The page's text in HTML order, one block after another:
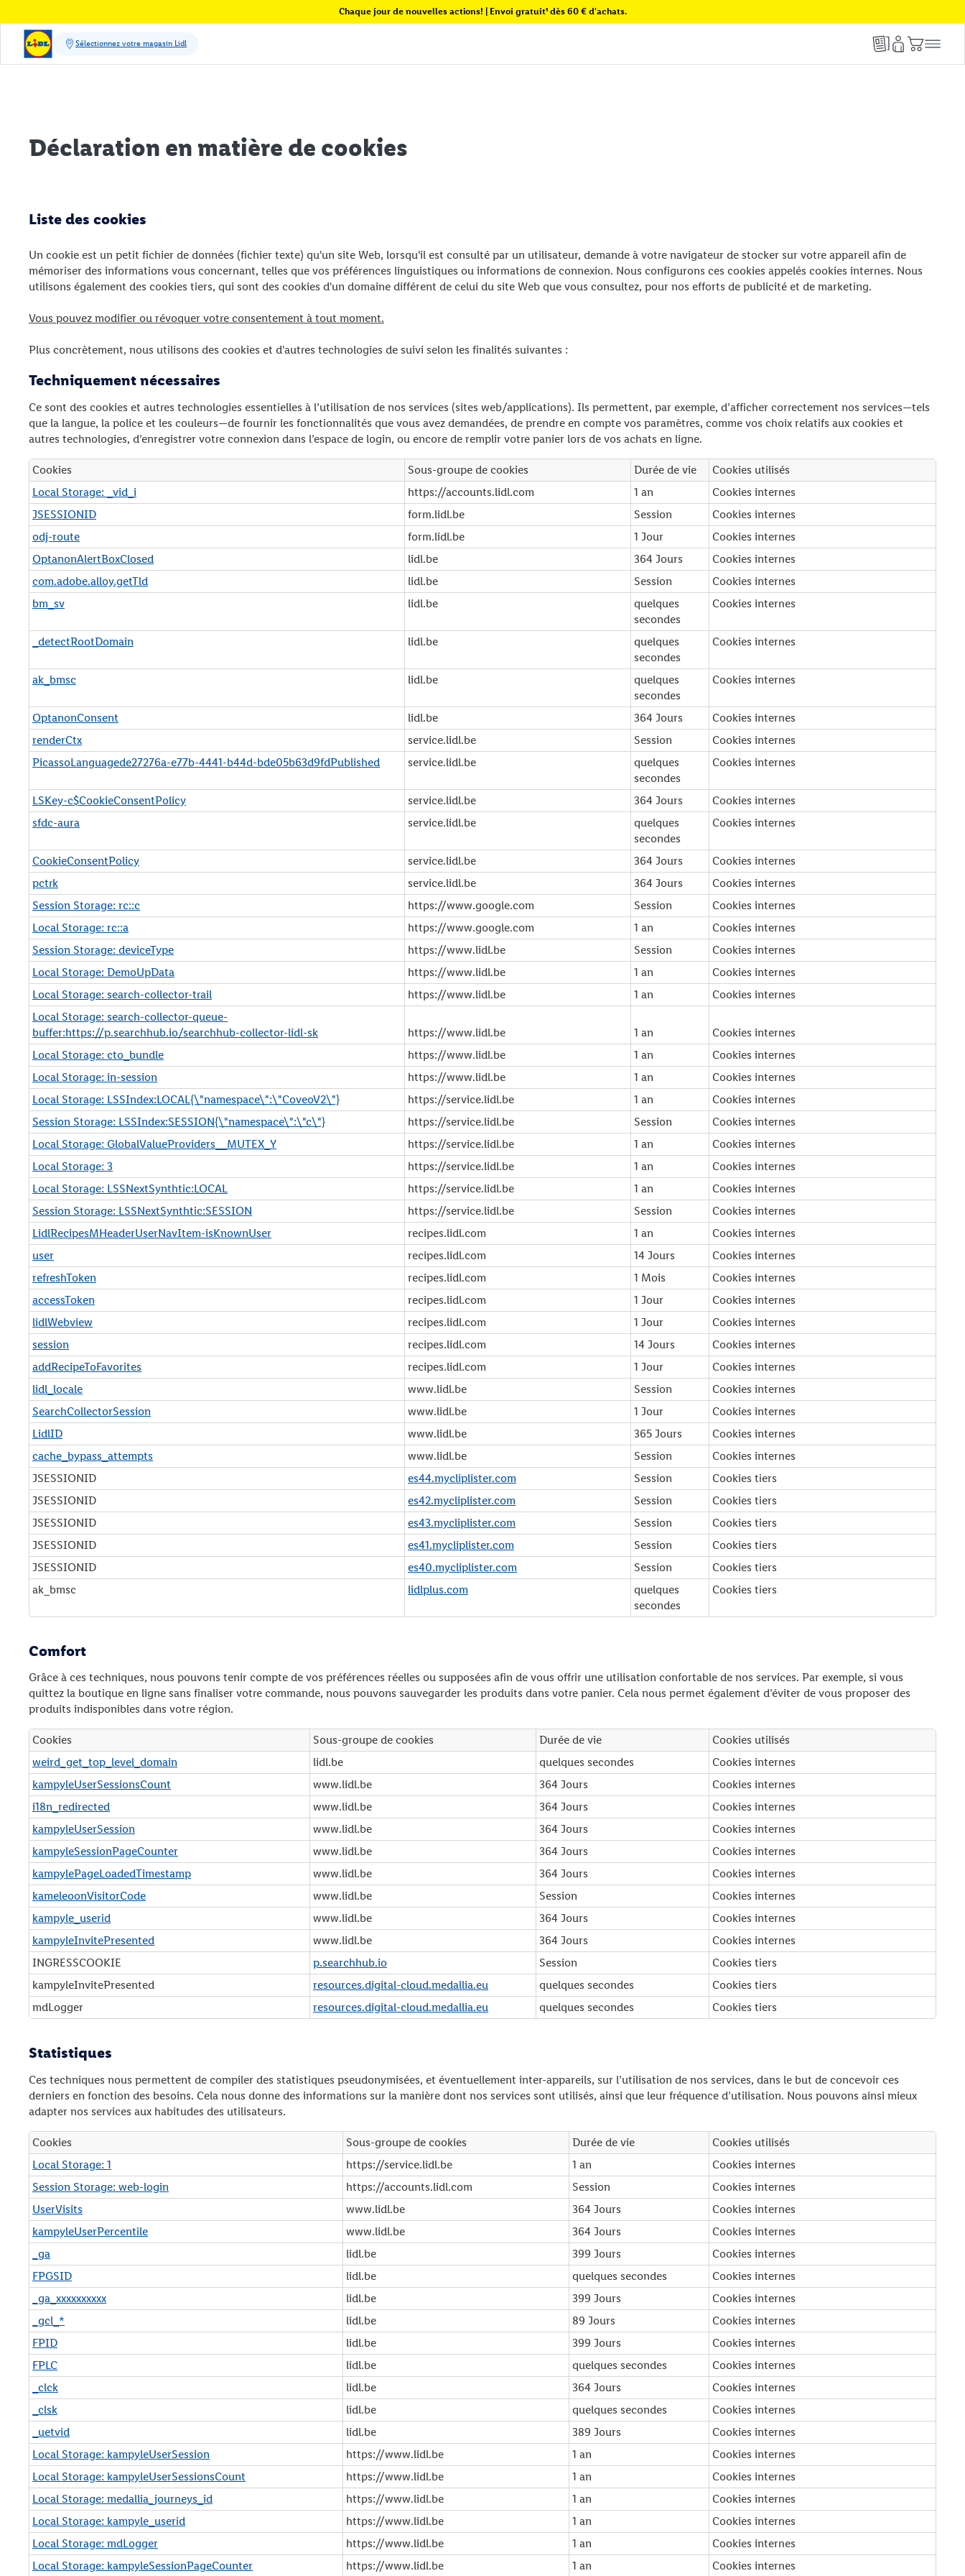
Chaque jour de nouvelles actions! | Envoi gratuit¹ dès 60 € d'achats.
Déclaration en matière de cookies
Liste des cookies
Un cookie est un petit fichier de données (fichier texte) qu'un site Web, lorsqu'il est consulté par un utilisateur, demande à votre navigateur de stocker sur votre appareil afin de
mémoriser des informations vous concernant, telles que vos préférences linguistiques ou informations de connexion. Nous configurons ces cookies appelés cookies internes. Nous
utilisons également des cookies tiers, qui sont des cookies d'un domaine différent de celui du site Web que vous consultez, pour nos efforts de publicité et de marketing.
Vous pouvez modifier ou révoquer votre consentement à tout moment.
Plus concrètement, nous utilisons des cookies et d'autres technologies de suivi selon les finalités suivantes :
Techniquement nécessaires
Ce sont des cookies et autres technologies essentielles à l’utilisation de nos services (sites web/applications). Ils permettent, par exemple, d’afficher correctement nos services—tels
que la langue, la police et les couleurs—de fournir les fonctionnalités que vous avez demandées, de prendre en compte vos paramètres, comme vos choix relatifs aux cookies et
autres technologies, d’enregistrer votre connexion dans l’espace de login, ou encore de remplir votre panier lors de vos achats en ligne.
T
e
c
h
n
i
q
u
m
e
é
c
e
s
a
s
Cookies Sous-groupe de cookies Durée de vie
Cookies utilisés
Local Storage: _vid_i
https://accounts.lidl.com 1 an
Cookies internes
JSESSIONID
form.lidl.be Session
Cookies internes
odj-route
form.lidl.be 1 Jour
Cookies internes
OptanonAlertBoxClosed
lidl.be 364 Jours
Cookies internes
com.adobe.alloy.getTld
lidl.be Session
Cookies internes
bm_sv
lidl.be
quelques
secondes
Cookies internes
_detectRootDomain lidl.be
quelques
secondes
Cookies internes
ak_bmsc lidl.be
quelques
secondes
Cookies internes
OptanonConsent lidl.be 364 Jours
Cookies internes
renderCtx
service.lidl.be Session
Cookies internes
PicassoLanguagede27276a-e77b-4441-b44d-bde05b63d9fdPublished
service.lidl.be
quelques
secondes
Cookies internes
LSKey-c$CookieConsentPolicy service.lidl.be 364 Jours
Cookies internes
sfdc-aura
service.lidl.be
quelques
secondes
Cookies internes
CookieConsentPolicy service.lidl.be 364 Jours
Cookies internes
pctrk
service.lidl.be 364 Jours
Cookies internes
Session Storage: rc::c
https://www.google.com Session
Cookies internes
Local Storage: rc::a
https://www.google.com 1 an
Cookies internes
Session Storage: deviceType
https://www.lidl.be Session
Cookies internes
Local Storage: DemoUpData
https://www.lidl.be 1 an
Cookies internes
Local Storage: search-collector-trail
https://www.lidl.be 1 an
Cookies internes
Local Storage: search-collector-queue-
buffer:https://p.searchhub.io/searchhub-collector-lidl-sk
https://www.lidl.be 1 an
Cookies internes
Local Storage: cto_bundle
https://www.lidl.be 1 an
Cookies internes
Local Storage: in-session
https://www.lidl.be 1 an
Cookies internes
Local Storage: LSSIndex:LOCAL{\"namespace\":\"CoveoV2\"}
https://service.lidl.be 1 an
Cookies internes
Session Storage: LSSIndex:SESSION{\"namespace\":\"c\"}
https://service.lidl.be Session
Cookies internes
Local Storage: GlobalValueProviders__MUTEX_Y
https://service.lidl.be 1 an
Cookies internes
Local Storage: 3
https://service.lidl.be 1 an
Cookies internes
Local Storage: LSSNextSynthtic:LOCAL
https://service.lidl.be 1 an
Cookies internes
Session Storage: LSSNextSynthtic:SESSION
https://service.lidl.be Session
Cookies internes
LidlRecipesMHeaderUserNavItem-isKnownUser
recipes.lidl.com 1 an
Cookies internes
user
recipes.lidl.com 14 Jours
Cookies internes
refreshToken
recipes.lidl.com 1 Mois
Cookies internes
accessToken
recipes.lidl.com 1 Jour
Cookies internes
lidlWebview
recipes.lidl.com 1 Jour
Cookies internes
session
recipes.lidl.com 14 Jours
Cookies internes
addRecipeToFavorites
recipes.lidl.com 1 Jour
Cookies internes
lidl_locale
www.lidl.be Session
Cookies internes
SearchCollectorSession
www.lidl.be 1 Jour
Cookies internes
LidlID
www.lidl.be 365 Jours
Cookies internes
cache_bypass_attempts
www.lidl.be Session
Cookies internes
JSESSIONID
es44.mycliplister.com Session
Cookies tiers
JSESSIONID
es42.mycliplister.com Session
Cookies tiers
JSESSIONID
es43.mycliplister.com Session
Cookies tiers
JSESSIONID
es41.mycliplister.com Session
Cookies tiers
JSESSIONID
es40.mycliplister.com Session
Cookies tiers
ak_bmsc
lidlplus.com
quelques
secondes
Cookies tiers
Comfort
Grâce à ces techniques, nous pouvons tenir compte de vos préférences réelles ou supposées afin de vous offrir une utilisation confortable de nos services. Par exemple, si vous
quittez la boutique en ligne sans finaliser votre commande, nous pouvons sauvegarder les produits dans votre panier. Cela nous permet également d’éviter de vous proposer des
produits indisponibles dans votre région.
C
o
m
o
r
t
Cookies Sous-groupe de cookies Durée de vie
Cookies utilisés
weird_get_top_level_domain
lidl.be quelques secondes
Cookies internes
kampyleUserSessionsCount
www.lidl.be 364 Jours
Cookies internes
i18n_redirected
www.lidl.be 364 Jours
Cookies internes
kampyleUserSession
www.lidl.be 364 Jours
Cookies internes
kampyleSessionPageCounter
www.lidl.be 364 Jours
Cookies internes
kampylePageLoadedTimestamp
www.lidl.be 364 Jours
Cookies internes
kameleoonVisitorCode
www.lidl.be Session
Cookies internes
kampyle_userid
www.lidl.be 364 Jours
Cookies internes
kampyleInvitePresented
www.lidl.be 364 Jours
Cookies internes
INGRESSCOOKIE
p.searchhub.io Session
Cookies tiers
kampyleInvitePresented
resources.digital-cloud.medallia.eu quelques secondes
Cookies tiers
mdLogger
resources.digital-cloud.medallia.eu quelques secondes Cookies tiers
Statistiques
Ces techniques nous permettent de compiler des statistiques pseudonymisées, et éventuellement inter-appareils, sur l’utilisation de nos services, dans le but de concevoir ces
derniers en fonction des besoins. Cela nous donne des informations sur la manière dont nos services sont utilisés, ainsi que leur fréquence d’utilisation. Nous pouvons ainsi mieux
adapter nos services aux habitudes des utilisateurs.
S
t
a
i
s
t
q
u
s
Cookies Sous-groupe de cookies Durée de vie
Cookies utilisés
Local Storage: 1
https://service.lidl.be 1 an
Cookies internes
Session Storage: web-login
https://accounts.lidl.com Session
Cookies internes
UserVisits
www.lidl.be 364 Jours
Cookies internes
kampyleUserPercentile
www.lidl.be 364 Jours
Cookies internes
_ga
lidl.be 399 Jours
Cookies internes
FPGSID
lidl.be quelques secondes
Cookies internes
_ga_xxxxxxxxxx
lidl.be 399 Jours
Cookies internes
_gcl_*
lidl.be 89 Jours
Cookies internes
FPID
lidl.be 399 Jours
Cookies internes
FPLC
lidl.be quelques secondes
Cookies internes
_clck
lidl.be 364 Jours
Cookies internes
_clsk
lidl.be quelques secondes
Cookies internes
_uetvid
lidl.be 389 Jours
Cookies internes
Local Storage: kampyleUserSession
https://www.lidl.be 1 an
Cookies internes
Local Storage: kampyleUserSessionsCount
https://www.lidl.be 1 an
Cookies internes
Local Storage: medallia_journeys_id
https://www.lidl.be 1 an
Cookies internes
Local Storage: kampyle_userid
https://www.lidl.be 1 an
Cookies internes
Local Storage: mdLogger
https://www.lidl.be 1 an
Cookies internes
Local Storage: kampyleSessionPageCounter
https://www.lidl.be 1 an Cookies internes